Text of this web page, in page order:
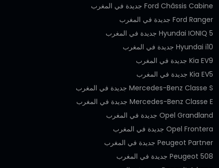
Ford Châssis Cabine جديدة في المغرب
Ford Ranger جديدة في المغرب
Hyundai IONIQ 5 جديدة في المغرب
Hyundai i10 جديدة في المغرب
Kia EV9 جديدة في المغرب
Kia EV5 جديدة في المغرب
Mercedes-Benz Classe S جديدة في المغرب
Mercedes-Benz Classe E جديدة في المغرب
Opel Grandland جديدة في المغرب
Opel Frontera جديدة في المغرب
Peugeot Partner جديدة في المغرب
Peugeot 508 جديدة في المغرب